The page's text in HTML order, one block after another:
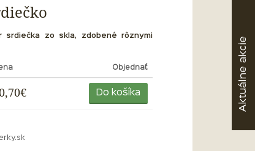
Aktuálne
akcie
zo skla, zdobené rôznymi
Objednať
Do košíka